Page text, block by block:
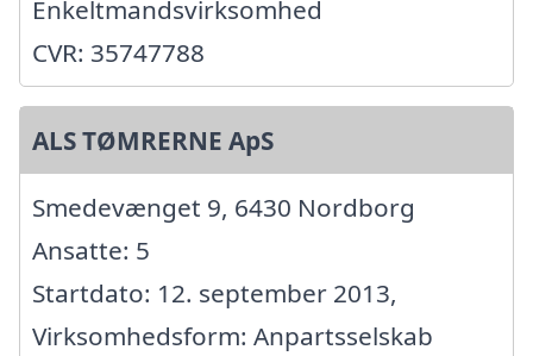
Enkeltmandsvirksomhed
CVR: 35747788
ALS TØMRERNE ApS
Smedevænget 9, 6430 Nordborg
Ansatte: 5
Startdato: 12. september 2013,
Virksomhedsform: Anpartsselskab